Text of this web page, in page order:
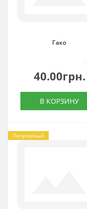
Гако
40.00грн.
В КОРЗИНУ
Популярный